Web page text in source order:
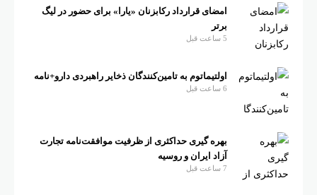
امضای قرارداد رکابزنان «یارا» برای حضور در لیگ
اولتیماتوم به تامین‌کنندگان ذخایر راهبردی دارو+نامه
بهره گیری حداکثری از ظرفیت موافقت‌نامه تجارت
آزاد ایران و روسیه